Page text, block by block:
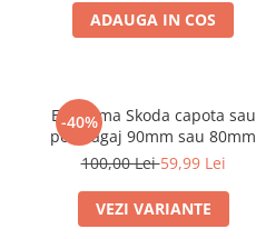
ADAUGA IN COS
-40%
Emblema Skoda capota sau
portbagaj 90mm sau 80mm
100,00 Lei59,99 Lei
VEZI VARIANTE